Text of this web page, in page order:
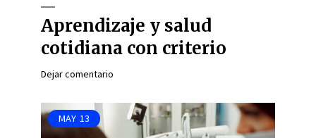
Aprendizaje y salud
cotidiana con criterio
Dejar comentario
MAY 13